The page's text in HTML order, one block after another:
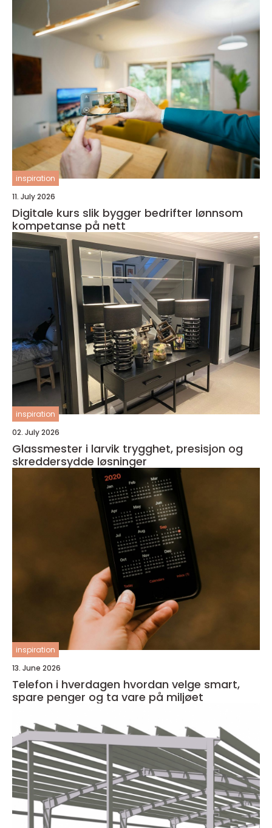
inspiration
11. July 2026
Digitale kurs slik bygger bedrifter lønnsom
kompetanse på nett
inspiration
02. July 2026
Glassmester i larvik trygghet, presisjon og
skreddersydde løsninger
inspiration
13. June 2026
Telefon i hverdagen hvordan velge smart,
spare penger og ta vare på miljøet